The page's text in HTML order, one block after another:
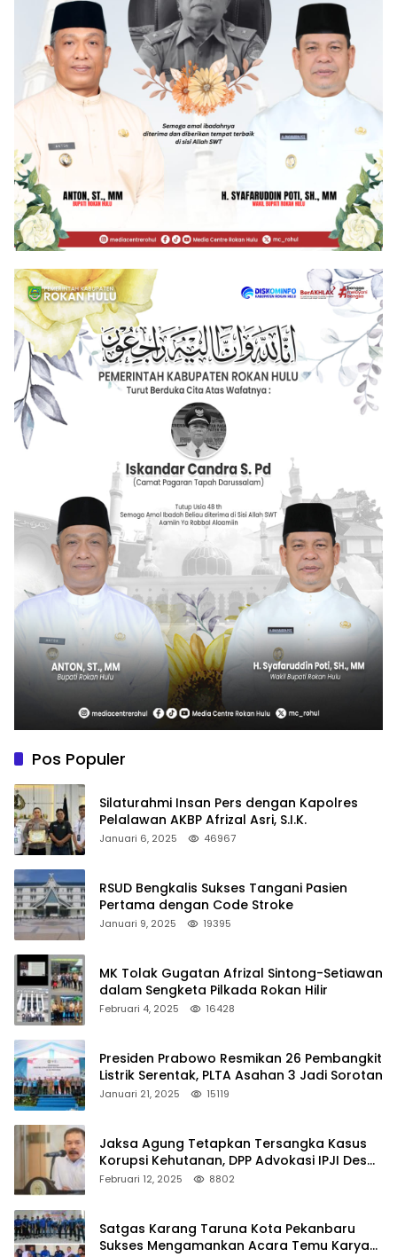
Pos Populer
Silaturahmi Insan Pers dengan Kapolres
Pelalawan AKBP Afrizal Asri, S.I.K.
Januari 6, 2025 46967
RSUD Bengkalis Sukses Tangani Pasien
Pertama dengan Code Stroke
Januari 9, 2025 19395
MK Tolak Gugatan Afrizal Sintong-Setiawan
dalam Sengketa Pilkada Rokan Hilir
Februari 4, 2025 16428
Presiden Prabowo Resmikan 26 Pembangkit
Listrik Serentak, PLTA Asahan 3 Jadi Sorotan
Januari 21, 2025 15119
Jaksa Agung Tetapkan Tersangka Kasus
Korupsi Kehutanan, DPP Advokasi IPJI Desak
Pengusutan Pajak RAPP
Februari 12, 2025 8802
Satgas Karang Taruna Kota Pekanbaru
Sukses Mengamankan Acara Temu Karya